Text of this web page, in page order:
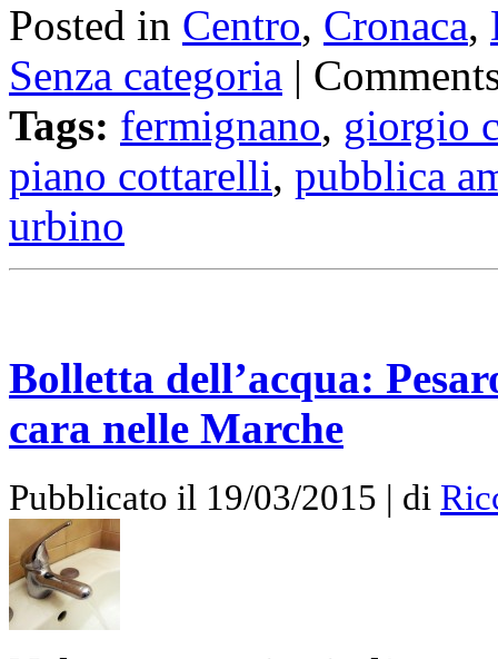
Posted in Centro, Cronaca,
Senza categoria |
Tags: fermignano, giorgio
piano cottarelli, pubblica
urbino
Bolletta dell’acqua:
cara nelle Marche
Pubblicato il 19/03/2015 | di